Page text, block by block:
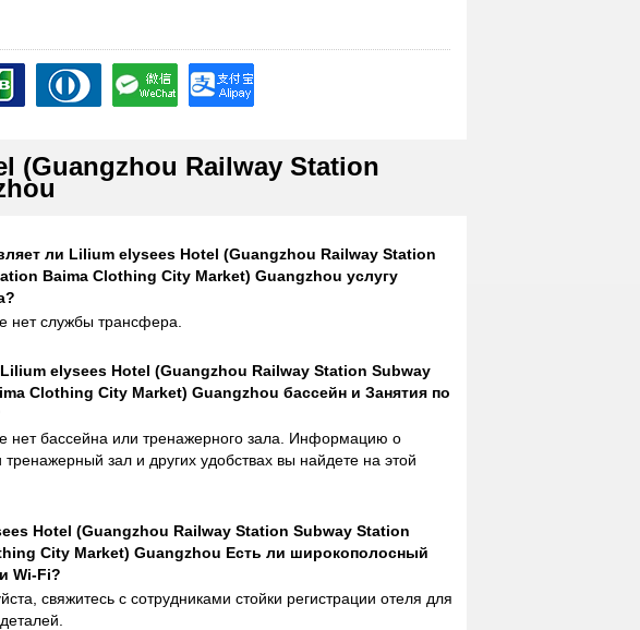
(Guangzhou Railway Station
ли Lilium elysees Hotel (Guangzhou Railway Station
Baima Clothing City Market) Guangzhou услугу
нет службы трансфера.
elysees Hotel (Guangzhou Railway Station Subway
Clothing City Market) Guangzhou бассейн и Занятия по
нет бассейна или тренажерного зала. Информацию о
тренажерный зал и других удобствах вы найдете на этой
Hotel (Guangzhou Railway Station Subway Station
City Market) Guangzhou Есть ли широкополосный
Wi-Fi?
свяжитесь с сотрудниками стойки регистрации отеля для